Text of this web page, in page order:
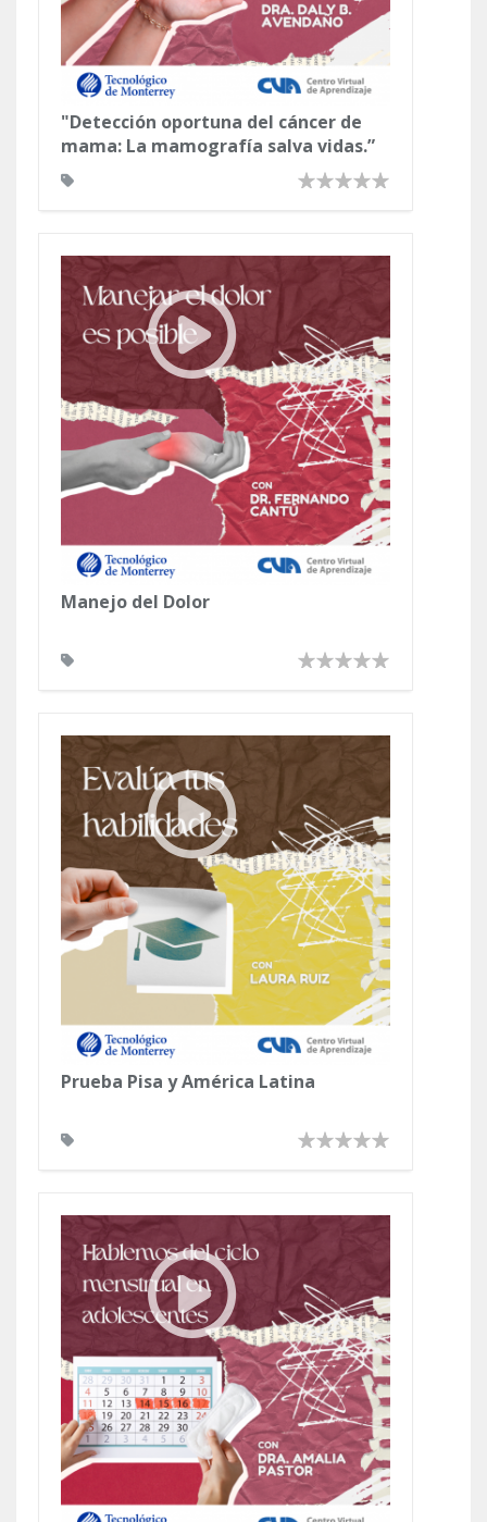
"Detección oportuna del cáncer de
mama: La mamografía salva vidas.”
Manejo del Dolor
Prueba Pisa y América Latina